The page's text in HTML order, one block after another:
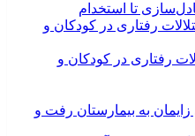
تا استخدام
رفتاری در کودکان و
به بیمارستان رفت و